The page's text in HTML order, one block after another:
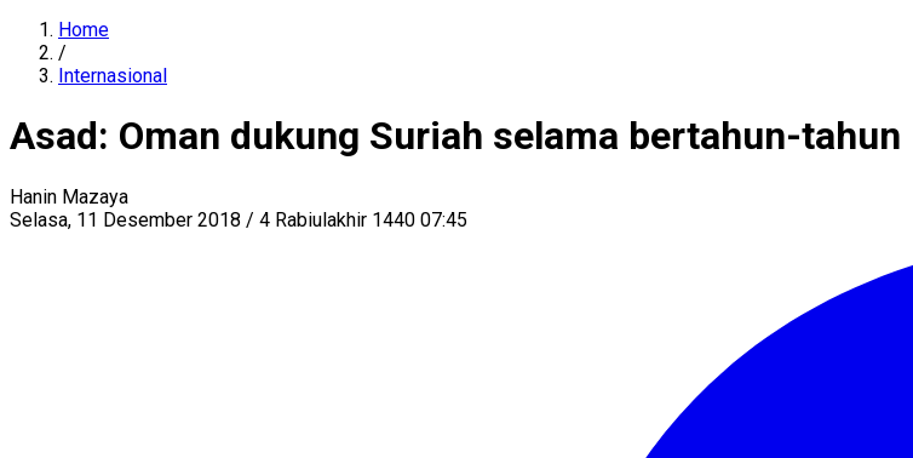
Home
/
Internasional
Asad: Oman dukung Suriah selama bertahun-tahun
Hanin Mazaya
Selasa, 11 Desember 2018 / 4 Rabiulakhir 1440 07:45